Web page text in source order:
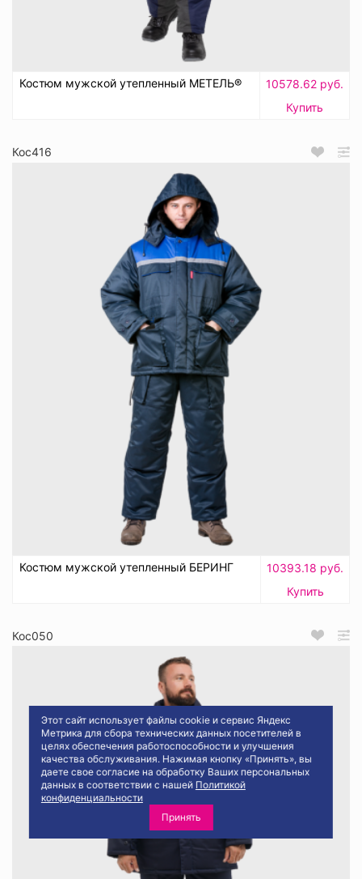
Этот сайт использует файлы cookie и сервис Яндекс
Метрика для сбора технических данных посетителей в
целях обеспечения работоспособности и улучшения
качества обслуживания. Нажимая кнопку «Принять», вы
даете свое согласие на обработку Ваших персональных
данных в соответствии с нашей Политикой
конфиденциальности
Принять
Костюм мужской утепленный МЕТЕЛЬ®
10578.62 руб.
Купить
Кос416
Костюм мужской утепленный БЕРИНГ
10393.18 руб.
Купить
Кос050